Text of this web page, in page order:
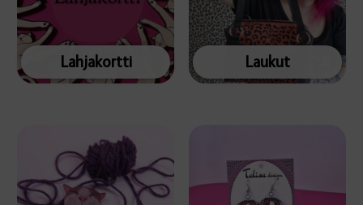
Lahjakortti Laukut